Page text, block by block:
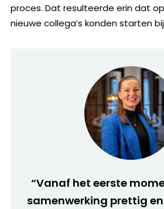
proces. Dat resulteerde erin dat
nieuwe collega’s konden starten
“Vanaf het eerste
samenwerking prettig